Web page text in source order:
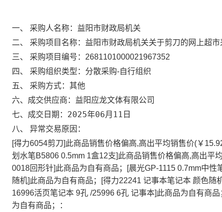
一、 采购人名称： 益阳市财政局机关
二、 采购项目名称： 益阳市财政局机关关于剪刀的网上超
三、 采购项目编号： 2681101000021967352
四、 采购组织类型： 分散采购-自行组织
五、 采购方式： 其他
六、成交供应商： 益阳应龙文体有限公司
七、成交日期： 2025年06月11日
八、 异常交易原因：
[得力6054剪刀]此商品销售价格偏高,高出平均销售价(￥
划水笔B5806 0.5mm 1盒12支]此商品销售价格偏高,高出平
0018回形针]此商品为自有商品；[晨光GP-1115 0.7mm中
随机]此商品为自有商品；[得力22241 记事本笔记本 颜色
16996活页笔记本 9孔 /25996 6孔 记事本]此商品为自有商
为自有商品；
：